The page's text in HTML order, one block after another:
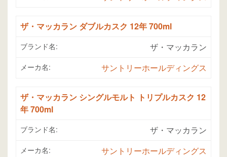
ザ・マッカラン ダブルカスク 12年 700ml
ブランド名: ザ・マッカラン
メーカ名: サントリーホールディングス
ザ・マッカラン シングルモルト トリプルカスク 12
年 700ml
ブランド名: ザ・マッカラン
メーカ名: サントリーホールディングス